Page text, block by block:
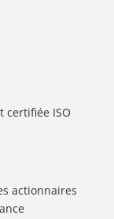
certifiée ISO
actionnaires